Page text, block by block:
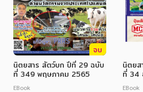
จบ
นิตยสาร สัตว์บก ปีที่ 29 ฉบับ
ที่ 349 พฤษภาคม 2565
EBook
นิตยส
ที่ 34
2565
EBook